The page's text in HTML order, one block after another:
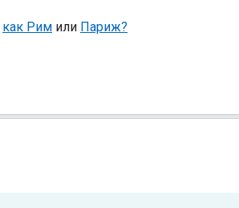
как Рим или Париж?